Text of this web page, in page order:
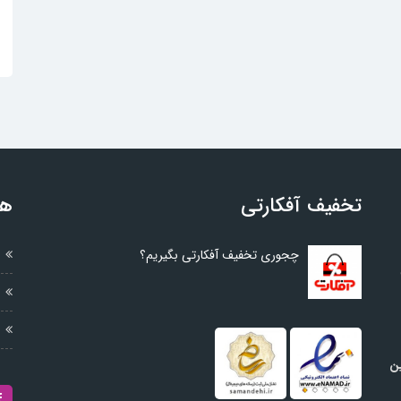
تخفیف آفکارتی
چجوری تخفیف آفکارتی بگیریم؟